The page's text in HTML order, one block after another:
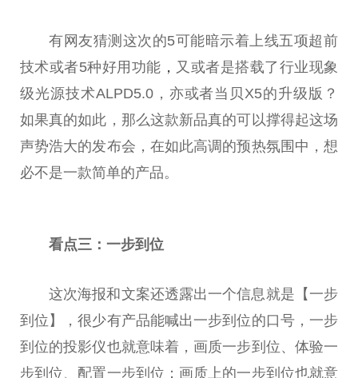
有网友猜测这次的5可能暗示着上线五项超前
技术或者5种好用功能 ， 又或者是搭载了行业现象
级光源技术ALPD5.0，亦或者当贝X5的升级版？
如果真的如此，那么这款新品真的可以撑得起这场
声势浩大的发布会，在如此高调的预热氛围中，想
必不是一款简单的产品。
看点三：一步到位
这次海报和文案还透露出一个信息就是【一步
到位】，很少有产品能喊出一步到位的口号，一步
到位的投影仪也就意味着，画质一步到位、体验一
步到位、配置一步到位；画质上的一步到位也就意